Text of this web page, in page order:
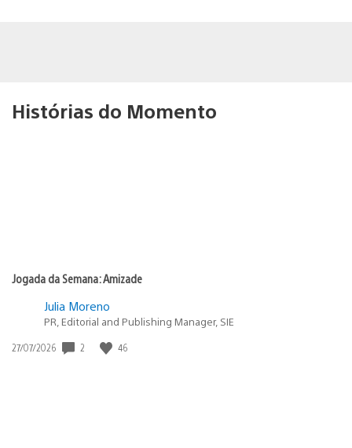
Histórias do Momento
Jogada da Semana: Amizade
Julia Moreno
PR, Editorial and Publishing Manager, SIE
Data
27/07/2026 2 46